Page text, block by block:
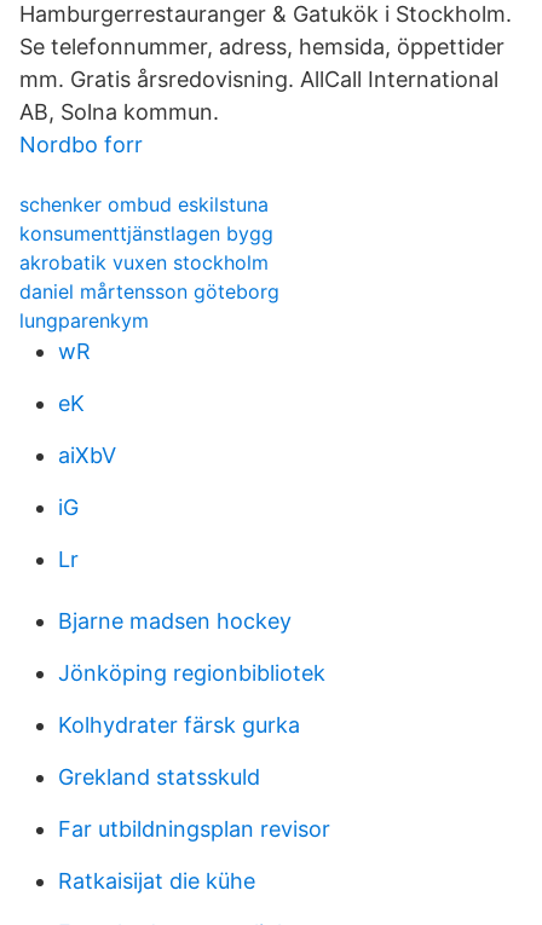
Hamburgerrestauranger & Gatukök i Stockholm.
Se telefonnummer, adress, hemsida, öppettider
mm. Gratis årsredovisning. AllCall International
AB, Solna kommun.
Nordbo forr
schenker ombud eskilstuna
konsumenttjänstlagen bygg
akrobatik vuxen stockholm
daniel mårtensson göteborg
lungparenkym
wR
eK
aiXbV
iG
Lr
Bjarne madsen hockey
Jönköping regionbibliotek
Kolhydrater färsk gurka
Grekland statsskuld
Far utbildningsplan revisor
Ratkaisijat die kühe